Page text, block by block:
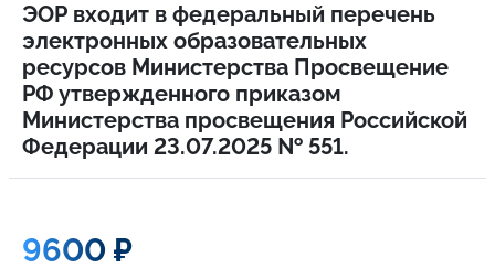
ЭОР входит в федеральный перечень
электронных образовательных
ресурсов Министерства Просвещение
РФ утвержденного приказом
Министерства просвещения Российской
Федерации 23.07.2025 № 551.
9600 ₽